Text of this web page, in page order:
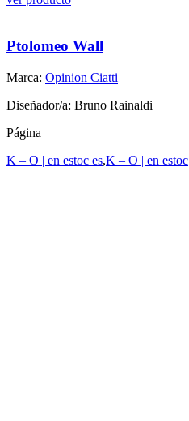
Ptolomeo Wall
Marca: Opinion Ciatti
Diseñador/a: Bruno Rainaldi
Página
K – O | en estoc es,K – O | en estoc